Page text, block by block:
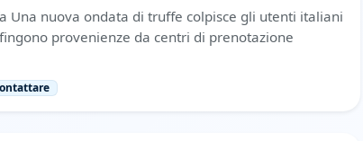
Una nuova ondata di truffe colpisce gli utenti italiani
provenienze da centri di prenotazione